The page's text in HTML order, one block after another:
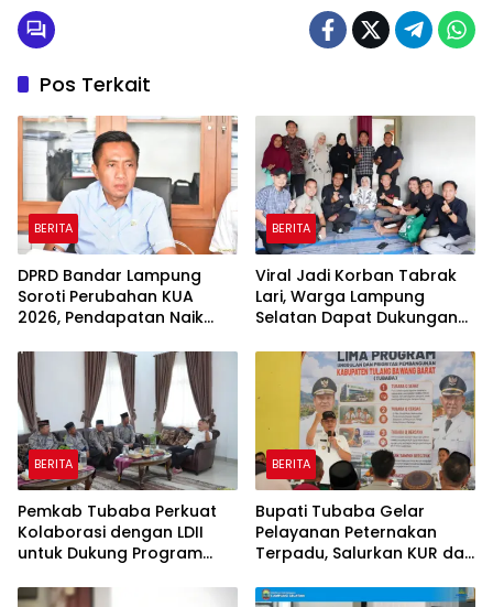
Pos Terkait
BERITA
DPRD Bandar Lampung
Soroti Perubahan KUA
2026, Pendapatan Naik
Dipangkas
BERITA
Viral Jadi Korban Tabrak
Lari, Warga Lampung
Selatan Dapat Dukungan
Influencer
BERITA
Pemkab Tubaba Perkuat
Kolaborasi dengan LDII
untuk Dukung Program
BERITA
Bupati Tubaba Gelar
Pelayanan Peternakan
Terpadu, Salurkan KUR dan
Ketenagakerjaan